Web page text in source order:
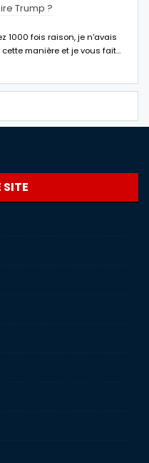
Trump ?
1000 fois raison, je n'avais
manière et je vous fait…
SITE